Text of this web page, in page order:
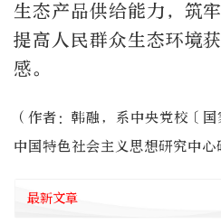
生态产品供给能力，筑
提高人民群众生态环境
感。
（作者：韩融，系中央党校〔
中国特色社会主义思想研究中心
最新文章